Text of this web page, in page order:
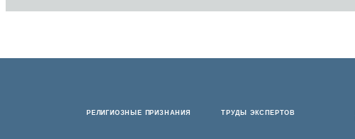
РЕЛИГИОЗНЫЕ ПРИЗНАНИЯ ТРУДЫ ЭКСПЕРТОВ